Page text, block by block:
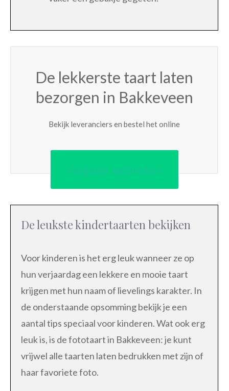
De lekkerste taart laten
bezorgen in Bakkeveen
Bekijk leveranciers en bestel het online
Vergelijk aanbieders
De leukste kindertaarten bekijken
Voor kinderen is het erg leuk wanneer ze op
hun verjaardag een lekkere en mooie taart
krijgen met hun naam of lievelings karakter. In
de onderstaande opsomming bekijk je een
aantal tips speciaal voor kinderen. Wat ook erg
leuk is, is de fototaart in Bakkeveen: je kunt
vrijwel alle taarten laten bedrukken met zijn of
haar favoriete foto.